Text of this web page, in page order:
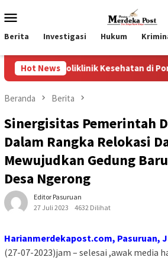
ke
kontenMobile
Berita Investigasi Hukum
Hot News
Kesehatan di Pondok Pesantren
Beranda Berita
Sinergisitas Pemerintah
Dalam Rangka Relokasi
Mewujudkan Gedung
Desa Ngerong
Editor Pasuruan
27 Juli 2023
4632 Dilihat
Harianmerdekapost.com, Pasuruan,
(27-07-2023)jam – selesai ,awak media